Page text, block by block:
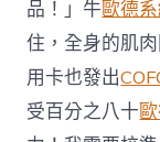
品！」牛歐德
住，全身的肌
用卡也發出
受百分之八十